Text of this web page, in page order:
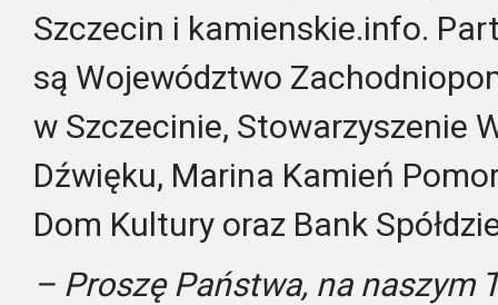
Szczecin i kamienskie.info.
są Województwo
w Szczecinie, Stowarzyszenie
Dźwięku, Marina Kamień
Dom Kultury oraz Bank
– Proszę Państwa, na naszym